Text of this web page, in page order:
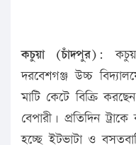
কচুয়া (চাঁদপুর):
দরবেশগঞ্জ উচ্চ
মাটি কেটে বিক্রি
বেপারী। প্রতিদিন
হচ্ছে ইটভাটা ও